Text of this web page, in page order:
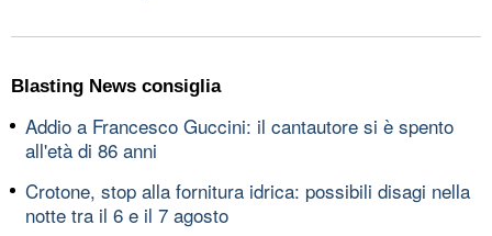
Blasting News consiglia
Addio a Francesco Guccini: il cantautore si è spento
all'età di 86 anni
Crotone, stop alla fornitura idrica: possibili disagi nella
notte tra il 6 e il 7 agosto